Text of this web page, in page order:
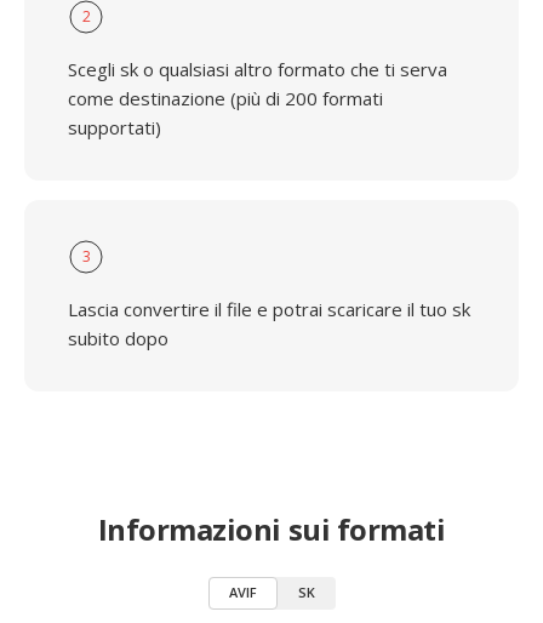
2
Scegli sk o qualsiasi altro formato che ti serva
come destinazione (più di 200 formati
supportati)
3
Lascia convertire il file e potrai scaricare il tuo sk
subito dopo
Informazioni sui formati
AVIF SK